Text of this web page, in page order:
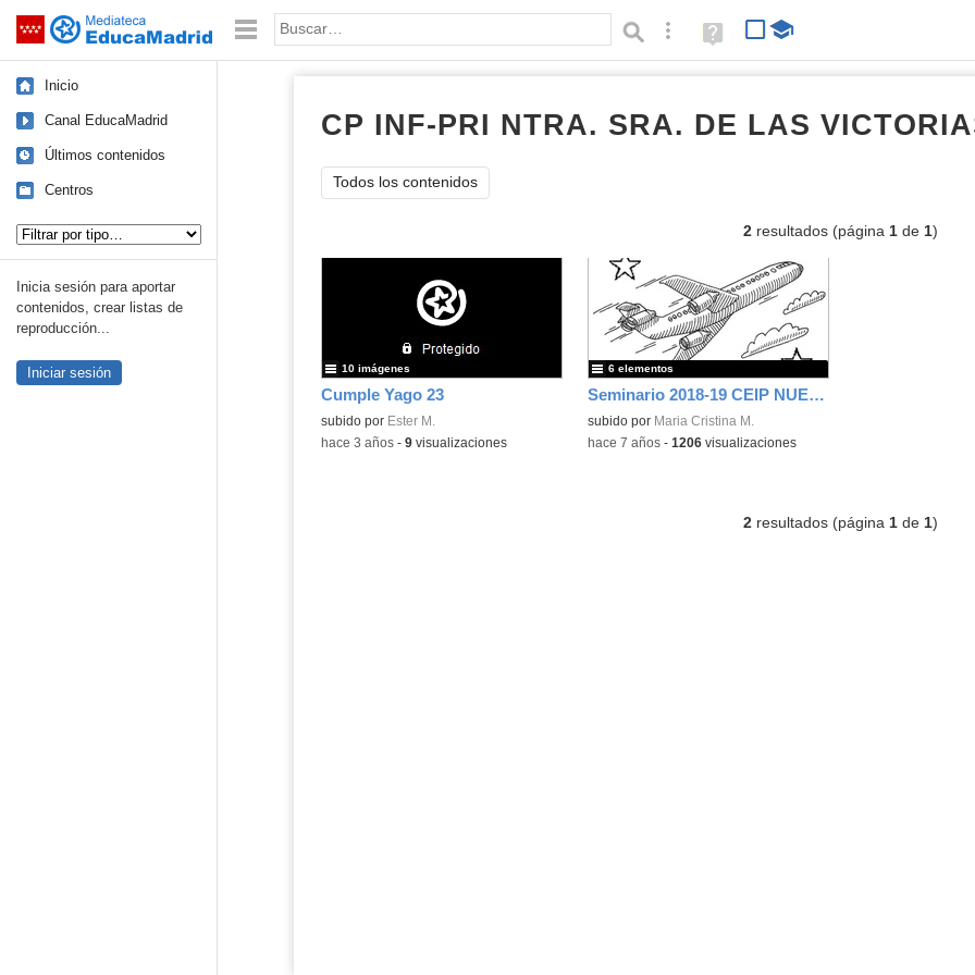
Saltar navegación Palabra o frase: Búsqueda avanzada
Ayuda
(en
Inicio
Canal EducaMadrid
Últimos contenidos
Centros
Inicia sesión para aportar
contenidos, crear listas de
reproducción...
Iniciar sesión
CP INF-PRI NTRA. SRA. DE LAS
Todos los contenidos
2resultados (página 1de 1)
Cumple Yago 23
subido por Ester M.
10 imágenes
-hace 3 años- 9visualizaciones
Seminario 2018-19 CEIP NUESTRA SEÑORA DE LA VICTORIA. DESPEGANDO HACIA EUROPA.
subido por Maria Cristina M.
6 elementos
-hace 7 años- 1206visualizaciones
2resultados (página 1de 1)